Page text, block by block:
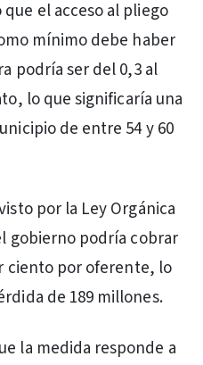
el acceso al pliego
mínimo debe haber
podría ser del 0,3 al
lo que significaría una
de entre 54 y 60
por la Ley Orgánica
gobierno podría cobrar
ciento por oferente, lo
de 189 millones.
la medida responde a